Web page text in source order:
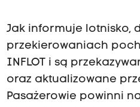
Jak informuje lotnisko,
przekierowaniach
INFLOT i są
oraz aktualizowane
Pasażerowie powinni